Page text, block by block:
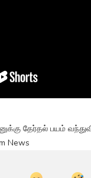
தேர்தல் பயம்
News